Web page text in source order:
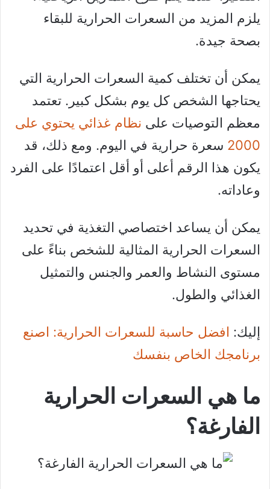
يلزم المزيد من السعرات الحرارية للبقاء
بصحة جيدة.
يمكن أن تختلف كمية السعرات الحرارية التي
يحتاجها الشخص كل يوم بشكل كبير. تعتمد
معظم التوصيات على نظام غذائي يحتوي على
2000 سعرة حرارية في اليوم. ومع ذلك، قد
يكون هذا الرقم أعلى أو أقل اعتمادًا على الفرد
وعاداته.
يمكن أن يساعد اختصاصي التغذية في تحديد
السعرات الحرارية المثالية للشخص بناءً على
مستوى النشاط والعمر والجنس والتمثيل
الغذائي والطول.
إليك: افضل حاسبة للسعرات الحرارية: اصنع
برنامجك الخاص بنفسك
ما هي السعرات الحرارية
الفارغة؟